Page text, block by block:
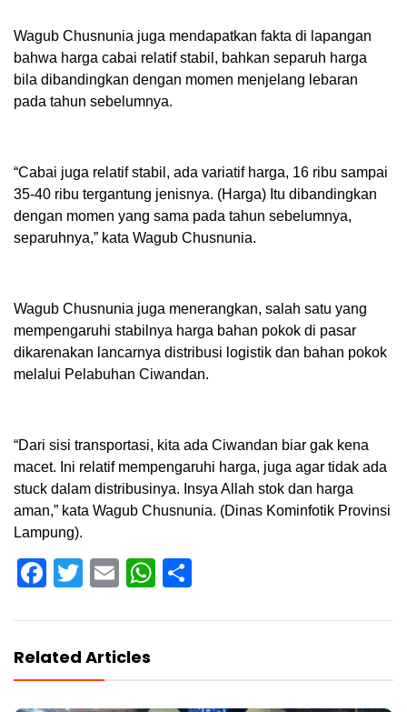
Wagub Chusnunia juga mendapatkan fakta di lapangan
bahwa harga cabai relatif stabil, bahkan separuh harga
bila dibandingkan dengan momen menjelang lebaran
pada tahun sebelumnya.
“Cabai juga relatif stabil, ada variatif harga, 16 ribu sampai
35-40 ribu tergantung jenisnya. (Harga) Itu dibandingkan
dengan momen yang sama pada tahun sebelumnya,
separuhnya,” kata Wagub Chusnunia.
Wagub Chusnunia juga menerangkan, salah satu yang
mempengaruhi stabilnya harga bahan pokok di pasar
dikarenakan lancarnya distribusi logistik dan bahan pokok
melalui Pelabuhan Ciwandan.
“Dari sisi transportasi, kita ada Ciwandan biar gak kena
macet. Ini relatif mempengaruhi harga, juga agar tidak ada
stuck dalam distribusinya. Insya Allah stok dan harga
aman,” kata Wagub Chusnunia. (Dinas Kominfotik Provinsi
Lampung).
Facebook
Twitter
EmailWhatsApp
Related Articles